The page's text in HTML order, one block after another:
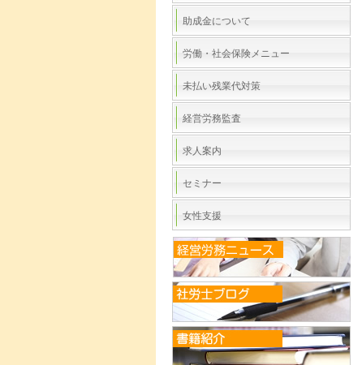
助成金について
労働・社会保険メニュー
未払い残業代対策
経営労務監査
求人案内
セミナー
女性支援